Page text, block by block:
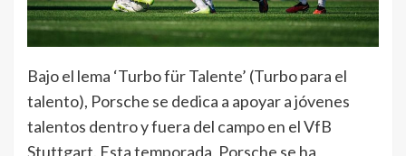
Bajo el lema ‘Turbo für Talente’ (Turbo para el
talento), Porsche se dedica a apoyar a jóvenes
talentos dentro y fuera del campo en el VfB
Stuttgart. Esta temporada, Porsche se ha